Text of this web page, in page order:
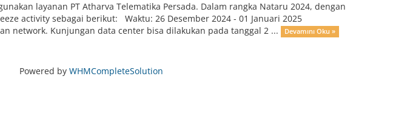
layanan PT Atharva Telematika Persada. Dalam rangka Nataru 2024, dengan
activity sebagai berikut: Waktu: 26 Desember 2024 - 01 Januari 2025
network. Kunjungan data center bisa dilakukan pada tanggal 2 ...
Devamını Oku »
Powered by WHMCompleteSolution